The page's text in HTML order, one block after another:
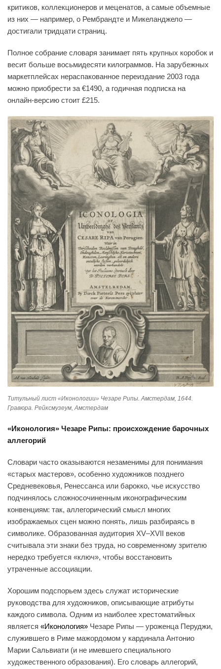
критиков, коллекционеров и меценатов, а самые объемные
из них — например, о Рембрандте и Микеланджело —
достигали тридцати страниц.
Полное собрание словаря занимает пять крупных коробок и
весит больше восьмидесяти килограммов. На зарубежных
маркетплейсах нераспакованное переиздание 2003 года
можно приобрести за €1490, а годичная подписка на
онлайн-версию стоит £215.
Титульный лист «Иконологии» Чезаре Рипы. Амстердам, 1644.
Гравюра. Рейксмузеум, Амстердам
«Иконология» Чезаре Рипы: происхождение барочных
аллегорий
Словари часто оказываются незаменимы для понимания
«старых мастеров», особенно художников позднего
Средневековья, Ренессанса или барокко, чье искусство
подчинялось сложносочиненным иконографическим
конвенциям: так, аллегорический смысл многих
изображаемых сцен можно понять, лишь разбираясь в
символике. Образованная аудитория XV–XVII веков
считывала эти знаки без труда, но современному зрителю
нередко требуется «ключ», чтобы восстановить
утраченные ассоциации.
Хорошим подспорьем здесь служат исторические
руководства для художников, описывающие атрибуты
каждого символа. Одним из наиболее хрестоматийных
является «Иконология» Чезаре Рипы — уроженца Перуджи,
служившего в Риме мажордомом у кардинала Антонио
Марии Сальвиати (и не имевшего специального
художественного образования). Его словарь аллегорий,